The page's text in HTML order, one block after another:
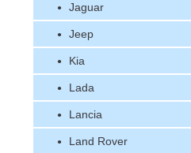
Jaguar
Jeep
Kia
Lada
Lancia
Land Rover